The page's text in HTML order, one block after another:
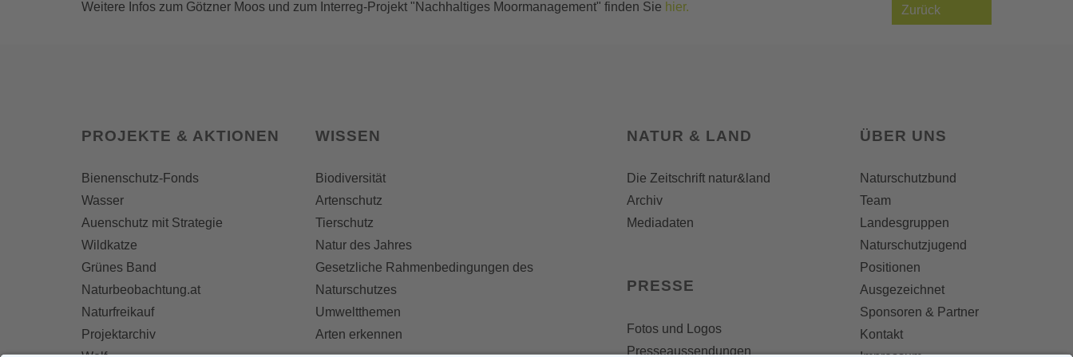
Weitere Infos zum Götzner Moos und zum Interreg-Projekt "Nachhaltiges Moormanagement" finden Sie hier. Zurück
PROJEKTE & AKTIONEN
Bienenschutz-Fonds
Wasser
Auenschutz mit Strategie
Wildkatze
Grünes Band
Naturbeobachtung.at
Naturfreikauf
Projektarchiv
WISSEN
Biodiversität
Artenschutz
Tierschutz
Natur des Jahres
Gesetzliche Rahmenbedingungen des
Naturschutzes
Umweltthemen
Arten erkennen
NATUR & LAND
Die Zeitschrift natur&land
Archiv
Mediadaten
PRESSE
Fotos und Logos
Presseaussendungen
ÜBER UNS
Naturschutzbund
Team
Landesgruppen
Naturschutzjugend
Positionen
Ausgezeichnet
Sponsoren & Partner
Kontakt